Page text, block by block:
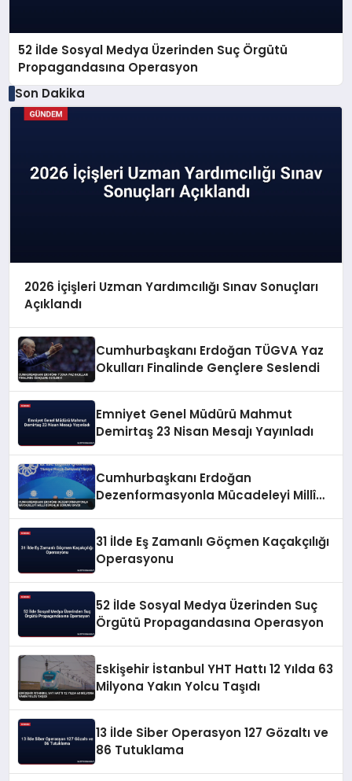
52 İlde Sosyal Medya Üzerinden Suç Örgütü
Propagandasına Operasyon
Son Dakika
2026 İçişleri Uzman Yardımcılığı Sınav Sonuçları
Açıklandı
Cumhurbaşkanı Erdoğan TÜGVA Yaz
Okulları Finalinde Gençlere Seslendi
Emniyet Genel Müdürü Mahmut
Demirtaş 23 Nisan Mesajı Yayınladı
Cumhurbaşkanı Erdoğan
Dezenformasyonla Mücadeleyi Millî
31 İlde Eş Zamanlı Göçmen Kaçakçılığı
Operasyonu
52 İlde Sosyal Medya Üzerinden Suç
Örgütü Propagandasına Operasyon
Eskişehir İstanbul YHT Hattı 12 Yılda 63
Milyona Yakın Yolcu Taşıdı
13 İlde Siber Operasyon 127 Gözaltı ve
86 Tutuklama